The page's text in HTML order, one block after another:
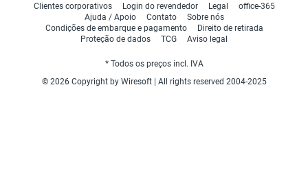
Clientes corporativos Login do revendedor Legal
office-365
Ajuda / Apoio
Contato
Sobre nós
Condições de embarque e pagamento
Direito de retirada
Proteção de dados
TCG Aviso legal
* Todos os preços incl. IVA
© 2026 Copyright by Wiresoft | All rights reserved 2004-2025